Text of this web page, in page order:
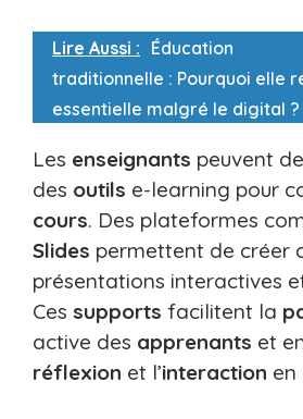
Lire Aussi : Éducation
traditionnelle : Pourquoi elle
essentielle malgré le digital ?
Les enseignants peuvent
des outils e-learning pour
cours. Des plateformes
Slides permettent de créer
présentations interactives
Ces supports facilitent la
active des apprenants et
réflexion et l’interaction en